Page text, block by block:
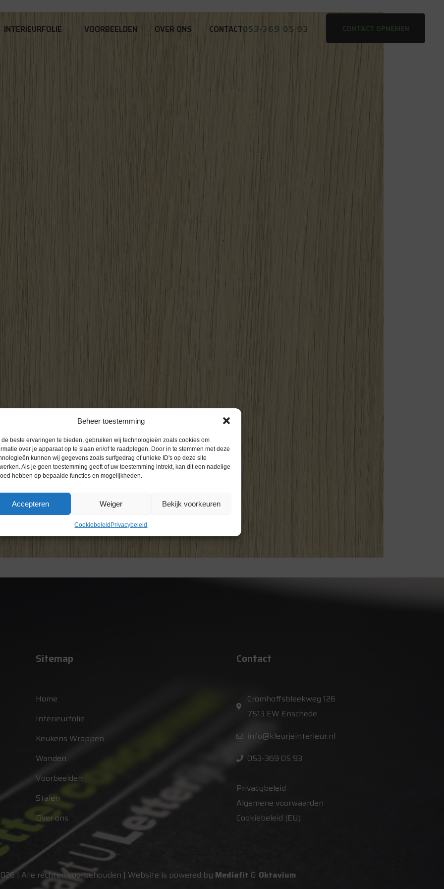
Beheer toestemming
de beste ervaringen te bieden, gebruiken wij technologieën zoals cookies om
over je apparaat op te slaan en/of te raadplegen. Door in te stemmen met deze
kunnen wij gegevens zoals surfgedrag of unieke ID's op deze site
Als je geen toestemming geeft of uw toestemming intrekt, kan dit een nadelige
hebben op bepaalde functies en mogelijkheden.
Accepteren Weiger Bekijk voorkeuren
Cookiebeleid Privacybeleid
INTERIEURFOLIE VOORBEELDEN OVER ONS CONTACT053-369 05 93 CONTACT OPNEMEN
Sitemap
Home
Interieurfolie
Keukens Wrappen
Wanden
Voorbeelden
Stalen
Over ons
Contact
Cromhoffsbleekweg 126
7513 EW Enschede
info@kleurjeinterieur.nl
053-369 05 93
Privacybeleid
Algemene voorwaarden
Cookiebeleid (EU)
| Alle rechten voorbehouden | Website is powered by Mediafit & Oktavium